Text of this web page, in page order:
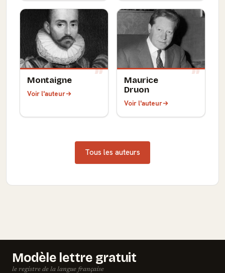
Montaigne
Voir l'auteur
Maurice
Druon
Voir l'auteur
Tous les auteurs
Modèle lettre gratuit
le registre de la langue française